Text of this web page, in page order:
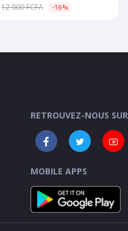
12 000 FCFA -16%
RETROUVEZ-NOUS SUR
MOBILE APPS